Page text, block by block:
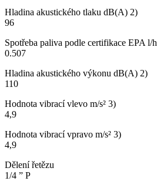
Hladina akustického tlaku dB(A) 2)
96
Spotřeba paliva podle certifikace EPA l/h
0.507
Hladina akustického výkonu dB(A) 2)
110
Hodnota vibrací vlevo m/s² 3)
4,9
Hodnota vibrací vpravo m/s² 3)
4,9
Dělení řetězu
1/4 ” P